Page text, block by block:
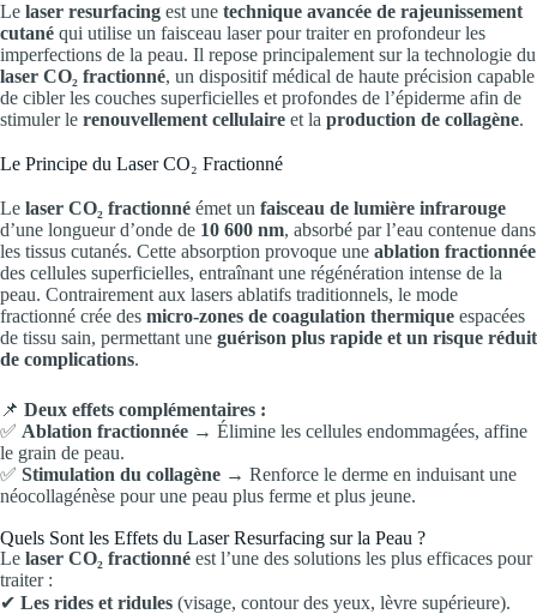
Le laser resurfacing est une technique avancée de rajeunissement
cutané qui utilise un faisceau laser pour traiter en profondeur les
imperfections de la peau. Il repose principalement sur la technologie du
laser CO₂ fractionné, un dispositif médical de haute précision capable
de cibler les couches superficielles et profondes de l’épiderme afin de
stimuler le renouvellement cellulaire et la production de collagène.
Le Principe du Laser CO₂ Fractionné
Le laser CO₂ fractionné émet un faisceau de lumière infrarouge
d’une longueur d’onde de 10 600 nm, absorbé par l’eau contenue dans
les tissus cutanés. Cette absorption provoque une ablation fractionnée
des cellules superficielles, entraînant une régénération intense de la
peau. Contrairement aux lasers ablatifs traditionnels, le mode
fractionné crée des micro-zones de coagulation thermique espacées
de tissu sain, permettant une guérison plus rapide et un risque réduit
de complications.
📌 Deux effets complémentaires :
✅ Ablation fractionnée → Élimine les cellules endommagées, affine
le grain de peau.
✅ Stimulation du collagène → Renforce le derme en induisant une
néocollagénèse pour une peau plus ferme et plus jeune.
Quels Sont les Effets du Laser Resurfacing sur la Peau ?
Le laser CO₂ fractionné est l’une des solutions les plus efficaces pour
traiter :
✔ Les rides et ridules (visage, contour des yeux, lèvre supérieure).